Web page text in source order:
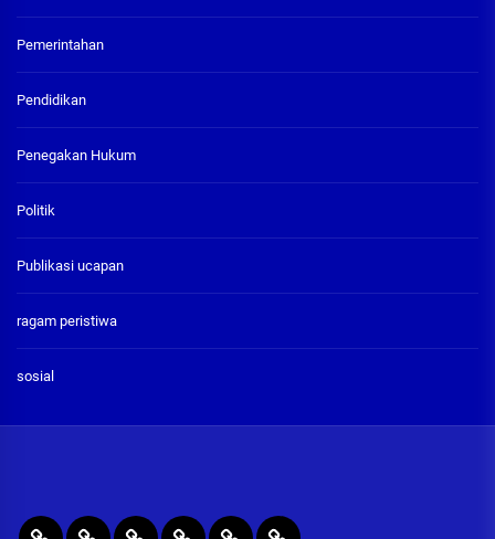
Pemerintahan
Pendidikan
Penegakan Hukum
Politik
Publikasi ucapan
ragam peristiwa
sosial